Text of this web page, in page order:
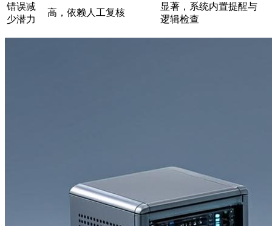
错误减
少潜力
高，依赖人工复核
显著，系统内置提醒与
逻辑检查